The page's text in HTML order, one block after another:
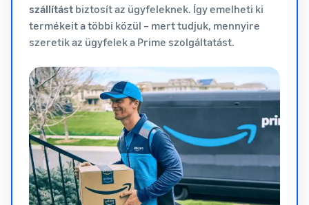
szállítást biztosít az ügyfeleknek. Így emelheti ki
termékeit a többi közül – mert tudjuk, mennyire
szeretik az ügyfelek a Prime szolgáltatást.